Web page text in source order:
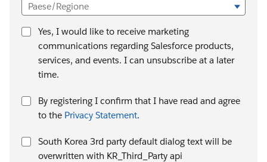
Paese/Regione
Yes, I would like to receive marketing
communications regarding Salesforce products,
services, and events. I can unsubscribe at a later
time.
By registering I confirm that I have read and agree
to the Privacy Statement.
South Korea 3rd party default dialog text will be
overwritten with KR_Third_Party api